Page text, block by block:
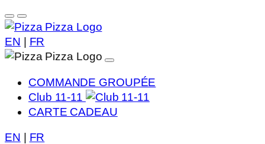
EN FR
COMMANDE GROUPÉE
Club 11-11
CARTE CADEAU
EN FR